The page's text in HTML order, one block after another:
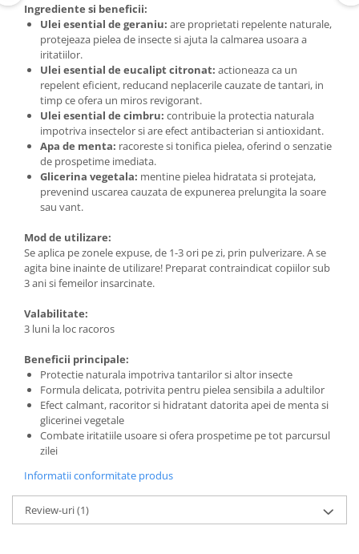
Ingrediente si beneficii:
Ulei esential de geraniu: are proprietati repelente naturale,
protejeaza pielea de insecte si ajuta la calmarea usoara a
iritatiilor.
Ulei esential de eucalipt citronat: actioneaza ca un
repelent eficient, reducand neplacerile cauzate de tantari, in
timp ce ofera un miros revigorant.
Ulei esential de cimbru: contribuie la protectia naturala
impotriva insectelor si are efect antibacterian si antioxidant.
Apa de menta: racoreste si tonifica pielea, oferind o senzatie
de prospetime imediata.
Glicerina vegetala: mentine pielea hidratata si protejata,
prevenind uscarea cauzata de expunerea prelungita la soare
sau vant.
Mod de utilizare:
Se aplica pe zonele expuse, de 1-3 ori pe zi, prin pulverizare. A se
agita bine inainte de utilizare! Preparat contraindicat copiilor sub
3 ani si femeilor insarcinate.
Valabilitate:
3 luni la loc racoros
Beneficii principale:
Protectie naturala impotriva tantarilor si altor insecte
Formula delicata, potrivita pentru pielea sensibila a adultilor
Efect calmant, racoritor si hidratant datorita apei de menta si
glicerinei vegetale
Combate iritatiile usoare si ofera prospetime pe tot parcursul
zilei
Informatii conformitate produs
Review-uri(1)